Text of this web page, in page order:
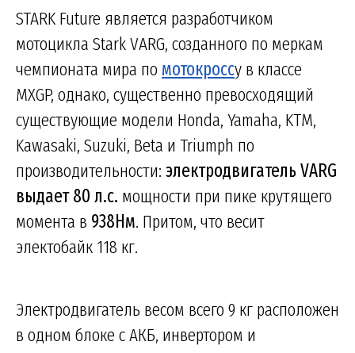
STARK Future является разработчиком
мотоцикла Stark VARG, созданного по меркам
чемпионата мира по мотокроссу в классе
MXGP, однако, существенно превосходящий
существующие модели Honda, Yamaha, KTM,
Kawasaki, Suzuki, Beta и Triumph по
производительности: электродвигатель VARG
выдает 80 л.с. мощности при пике крутящего
момента в 938Нм. Притом, что весит
электобайк 118 кг.
Электродвигатель весом всего 9 кг расположен
в одном блоке с АКБ, инвертором и